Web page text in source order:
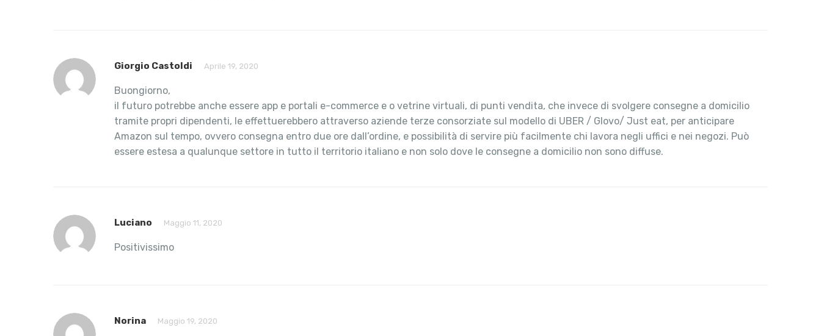
Giorgio Castoldi Aprile 19, 2020
Buongiorno,
il futuro potrebbe anche essere app e portali e-commerce e o vetrine virtuali, di punti vendita, che invece di svolgere consegne a domicilio
tramite propri dipendenti, le effettuerebbero attraverso aziende terze consorziate sul modello di UBER / Glovo/ Just eat, per anticipare
Amazon sul tempo, ovvero consegna entro due ore dall’ordine, e possibilità di servire più facilmente chi lavora negli uffici e nei negozi. Può
essere estesa a qualunque settore in tutto il territorio italiano e non solo dove le consegne a domicilio non sono diffuse.
Luciano Maggio 11, 2020
Positivissimo
Norina Maggio 19, 2020